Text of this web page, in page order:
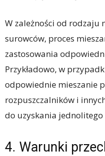
W zależności od rodzaju
surowców, proces
zastosowania
Przykładowo, w
odpowiednie mieszanie
rozpuszczalników i
do uzyskania
4. Warunki